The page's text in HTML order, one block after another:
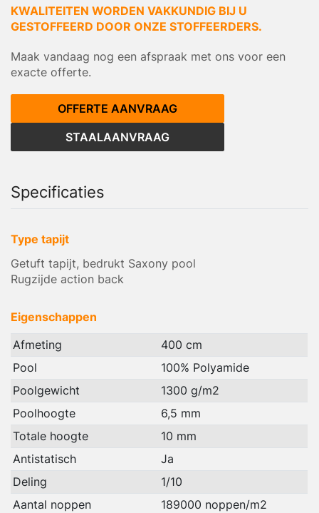
KWALITEITEN WORDEN VAKKUNDIG BIJ U
GESTOFFEERD DOOR ONZE STOFFEERDERS.
Maak vandaag nog een afspraak met ons voor een
exacte offerte.
OFFERTE AANVRAAG
STAALAANVRAAG
Specificaties
Type tapijt
Getuft tapijt, bedrukt Saxony pool
Rugzijde action back
Eigenschappen
Afmeting
400 cm
Pool
100% Polyamide
Poolgewicht
1300 g/m2
Poolhoogte
6,5 mm
Totale hoogte
10 mm
Antistatisch
Ja
Deling
1/10
Aantal noppen
189000 noppen/m2